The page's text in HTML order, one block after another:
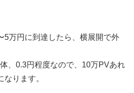
5万円に到達したら、横展開で外
、0.3円程度なので、10万PVあれ
ります。